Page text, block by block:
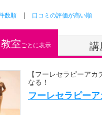
数順 口コミの評価が高い順
室ごとに表示 講
【フーレセラピーア
なる！
フーレセラピー